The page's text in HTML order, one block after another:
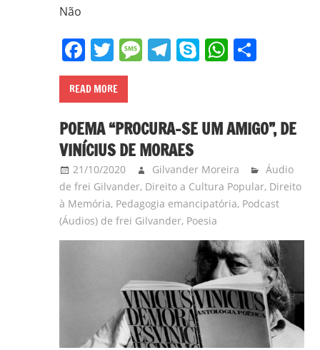
Não
Facebook
Twitter
Message
Telegram
SkypeShare
READ MORE
POEMA “PROCURA-SE UM AMIGO”, DE
VINÍCIUS DE MORAES
21/10/2020 Gilvander Moreira
Áudio
de frei Gilvander, Direito a Cultura Popular, Direito
à Memória, Pedagogia emancipatória, Podcast
(Áudios) de frei Gilvander, Poesia